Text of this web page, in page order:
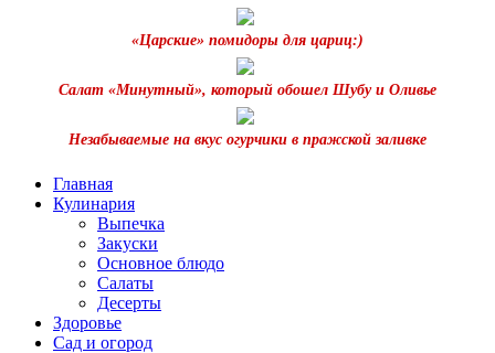
«Царские» помидоры для цариц:)
Салат «Минутный», который обошел Шубу и Оливье
Незабываемые на вкус огурчики в пражской заливке
Главная
Кулинария
Выпечка
Закуски
Основное блюдо
Салаты
Десерты
Здоровье
Сад и огород